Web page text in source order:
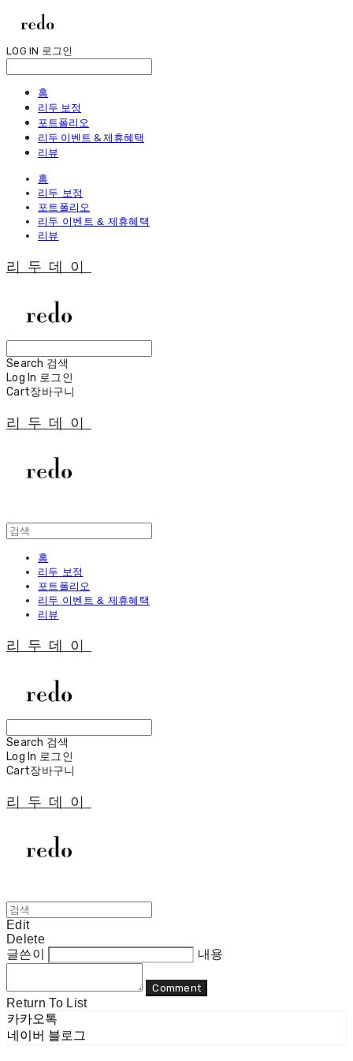
LOG IN 로그인
홈
리두 보정
포트폴리오
리두 이벤트 & 제휴혜택
리뷰
홈
리두 보정
포트폴리오
리두 이벤트 & 제휴혜택
리뷰
리두데이
Search 검색
Log In 로그인
Cart장바구니
리두데이
홈
리두 보정
포트폴리오
리두 이벤트 & 제휴혜택
리뷰
리두데이
Search 검색
Log In 로그인
Cart장바구니
리두데이
Edit
Delete
글쓴이
내용
Comment
Return To List
카카오톡
네이버 블로그